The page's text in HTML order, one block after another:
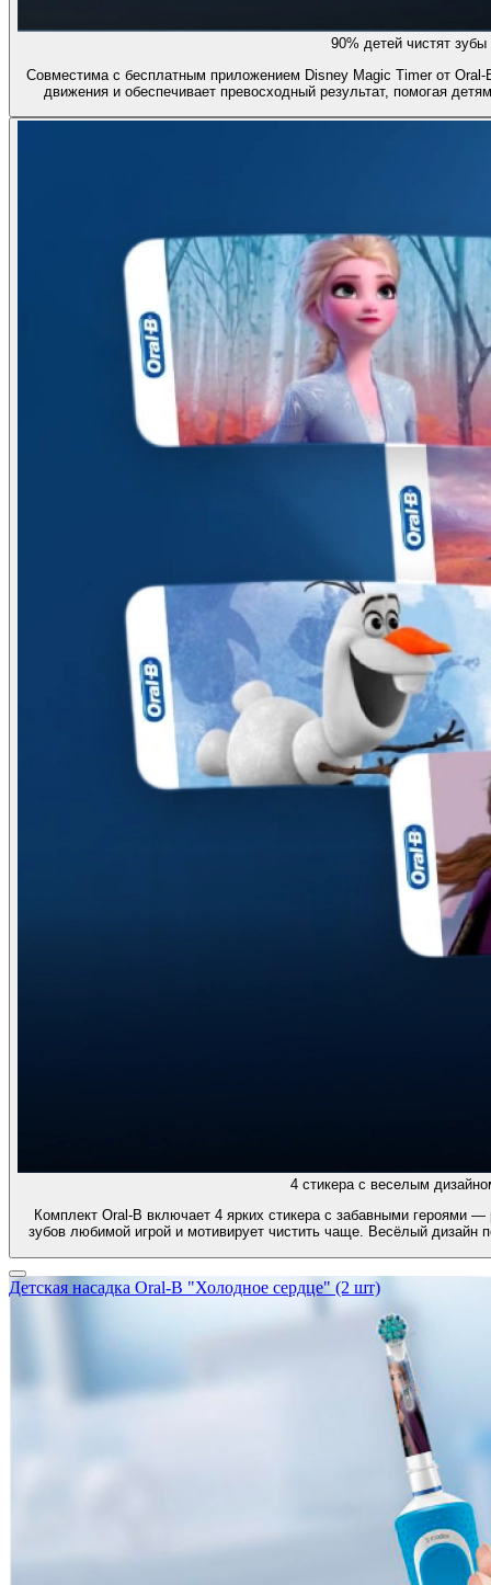
90% детей чистят
Совместима с бесплатным приложением Disney Magic Timer от
движения и обеспечивает превосходный результат, помогая
4 стикера с веселым
Комплект Oral-B включает 4 ярких стикера с забавными героями
зубов любимой игрой и мотивирует чистить чаще. Весёлый дизайн
Детская насадка Oral-B "Холодное сердце" (2 шт)